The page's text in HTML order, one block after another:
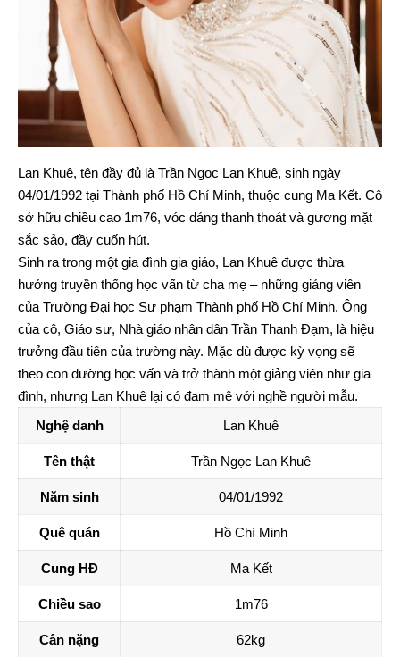
Lan Khuê, tên đầy đủ là Trần Ngọc Lan Khuê, sinh ngày
04/01/1992 tại Thành phố Hồ Chí Minh, thuộc cung Ma Kết. Cô
sở hữu chiều cao 1m76, vóc dáng thanh thoát và gương mặt
sắc sảo, đầy cuốn hút.
Sinh ra trong một gia đình gia giáo, Lan Khuê được thừa
hưởng truyền thống học vấn từ cha mẹ – những giảng viên
của Trường Đại học Sư phạm Thành phố Hồ Chí Minh. Ông
của cô, Giáo sư, Nhà giáo nhân dân Trần Thanh Đạm, là hiệu
trưởng đầu tiên của trường này. Mặc dù được kỳ vọng sẽ
theo con đường học vấn và trở thành một giảng viên như gia
đình, nhưng Lan Khuê lại có đam mê với nghề người mẫu.
Nghệ danh
Lan Khuê
Tên thật Trần Ngọc Lan Khuê
Năm sinh 04/01/1992
Quê quán Hồ Chí Minh
Cung HĐ Ma Kết
Chiều sao 1m76
Cân nặng 62kg